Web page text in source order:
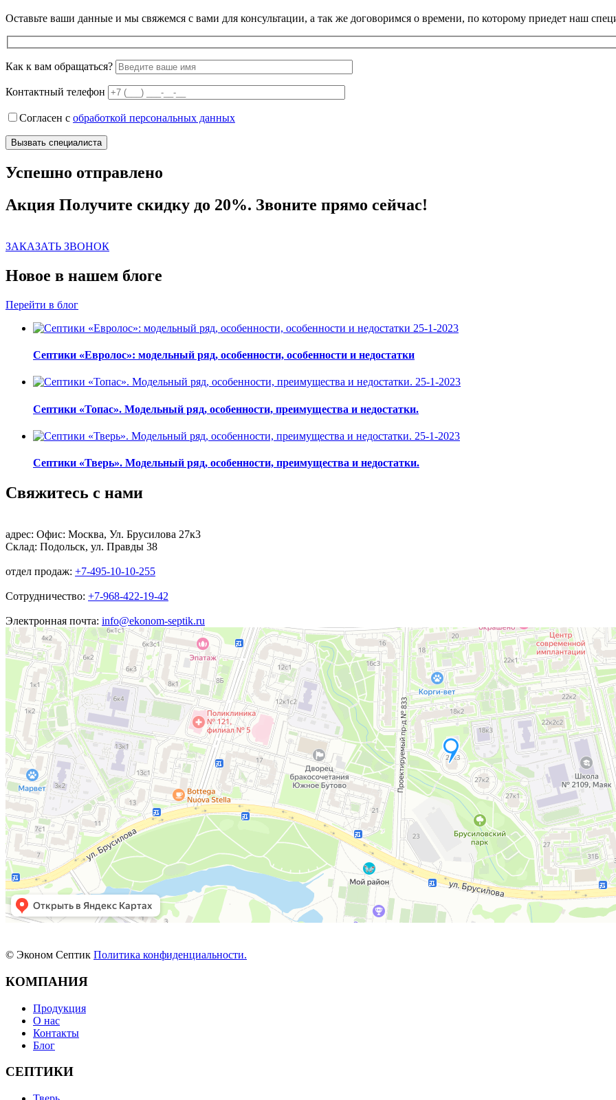
Оставьте ваши данные и мы свяжемся с вами для консультации, а так же договоримся о времени, по которому приедет наш
Как к вам обращаться?
Контактный телефон
Согласен с обработкой персональных данных
Успешно отправлено
Акция Получите скидку до 20%. Звоните прямо сейчас!
ЗАКАЗАТЬ ЗВОНОК
Новое в нашем блоге
Перейти в блог
25-1-2023
Септики «Евролос»: модельный ряд, особенности, особенности и недостатки
25-1-2023
Септики «Топас». Модельный ряд, особенности, преимущества и недостатки.
25-1-2023
Септики «Тверь». Модельный ряд, особенности, преимущества и недостатки.
Свяжитесь с нами
адрес: Офис: Москва, Ул. Брусилова 27к3
Склад: Подольск, ул. Правды 38
отдел продаж: +7-495-10-10-255
Сотрудничество: +7-968-422-19-42
Электронная почта: info@ekonom-septik.ru
© Эконом Септик Политика конфиденциальности.
КОМПАНИЯ
Продукция
О нас
Контакты
Блог
СЕПТИКИ